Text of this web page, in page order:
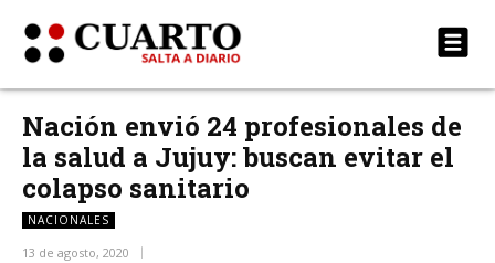
Nación envió 24 profesionales de
la salud a Jujuy: buscan evitar el
colapso sanitario
NACIONALES
13 de agosto, 2020